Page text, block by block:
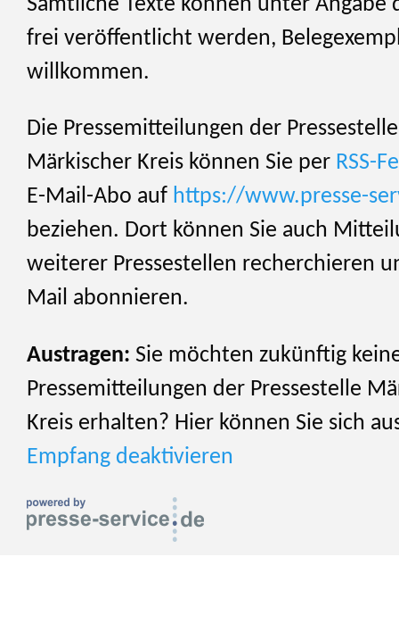
Sämtliche Texte können unter Angabe
frei veröffentlicht werden,
willkommen.
Die Pressemitteilungen der Pressestelle
Märkischer Kreis können Sie per RSS-
E-Mail-Abo auf https://www.presse-
beziehen. Dort können Sie auch
weiterer Pressestellen recherchieren
Mail abonnieren.
Austragen: Sie möchten zukünftig
Pressemitteilungen der Pressestelle
Kreis erhalten? Hier können Sie sich
Empfang deaktivieren